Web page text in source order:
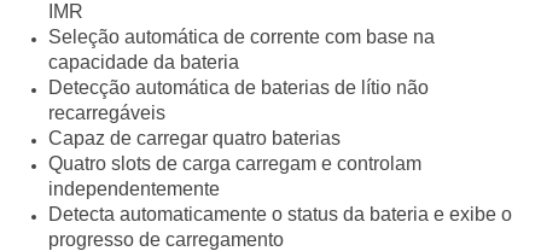
IMR
Seleção automática de corrente com base na
capacidade da bateria
Detecção automática de baterias de lítio não
recarregáveis
Capaz de carregar quatro baterias
Quatro slots de carga carregam e controlam
independentemente
Detecta automaticamente o status da bateria e exibe o
progresso de carregamento